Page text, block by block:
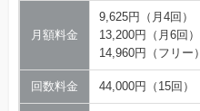
月額料金
9,625円（月4回）
13,200円（月6回）
14,960円（フリー）
回数料金 44,000円（15回）